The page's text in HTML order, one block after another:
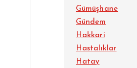
Gümüşhane
Gündem
Hakkari
Hastalıklar
Hatay